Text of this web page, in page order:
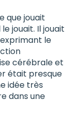
que jouait
jouait. Il jouait
le
cérébrale et
était presque
idée très
dans une